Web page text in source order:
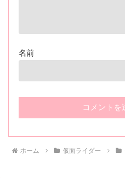
名前
ホーム 仮面ライダー